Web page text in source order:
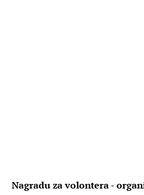
Nagradu za volontera -